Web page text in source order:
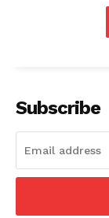
Subscribe